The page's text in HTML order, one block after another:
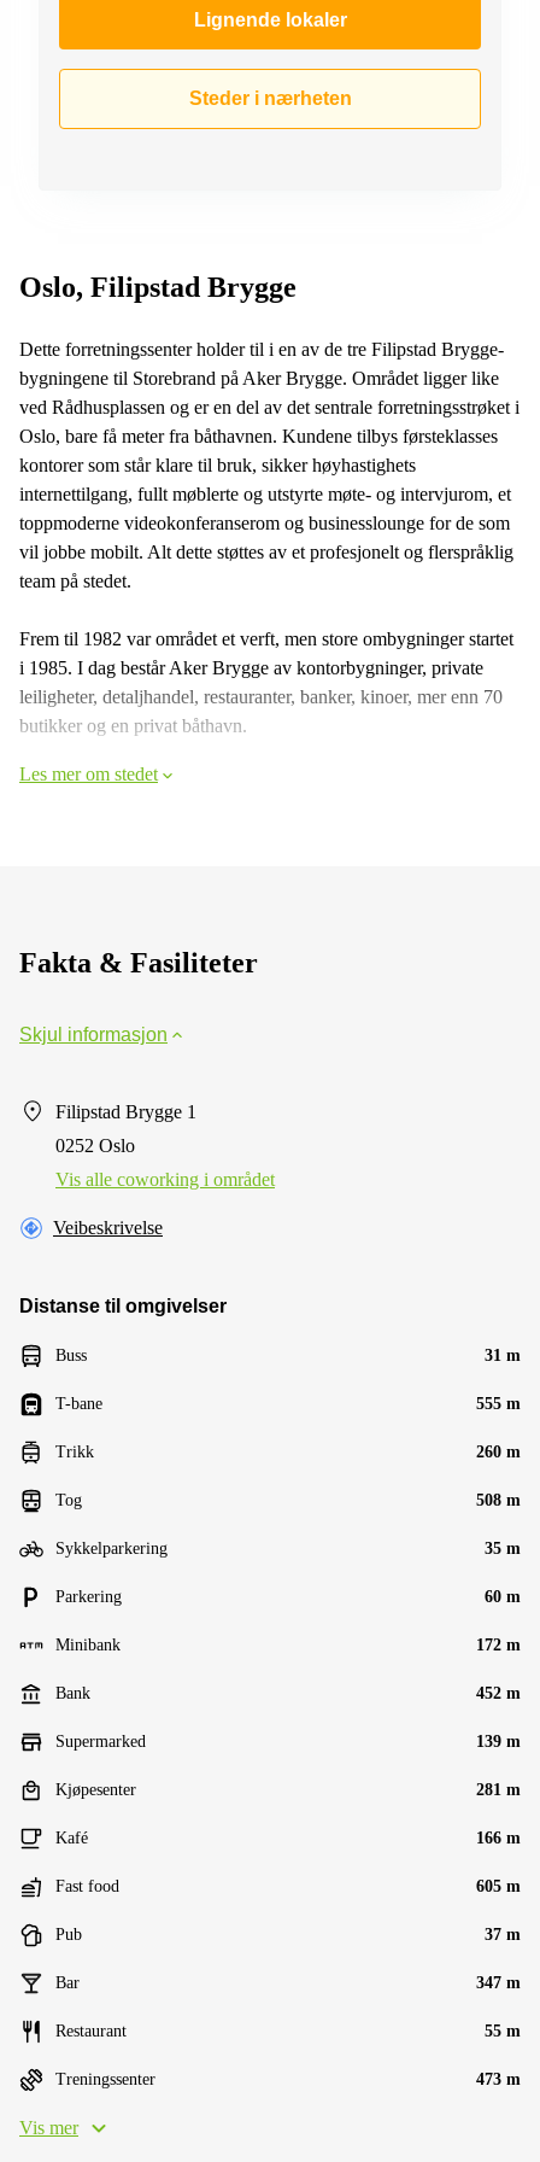
Lignende lokaler
Steder i nærheten
Oslo, Filipstad Brygge
Dette forretningssenter holder til i en av de tre Filipstad Brygge-
bygningene til Storebrand på Aker Brygge. Området ligger like
ved Rådhusplassen og er en del av det sentrale forretningsstrøket i
Oslo, bare få meter fra båthavnen. Kundene tilbys førsteklasses
kontorer som står klare til bruk, sikker høyhastighets
internettilgang, fullt møblerte og utstyrte møte- og intervjurom, et
toppmoderne videokonferanserom og businesslounge for de som
vil jobbe mobilt. Alt dette støttes av et profesjonelt og flerspråklig
team på stedet.
Frem til 1982 var området et verft, men store ombygninger startet
i 1985. I dag består Aker Brygge av kontorbygninger, private
leiligheter, detaljhandel, restauranter, banker, kinoer, mer enn 70
butikker og en privat båthavn.
Les mer om stedet
Fakta & Fasiliteter
Skjul informasjon
Filipstad Brygge 1
0252 Oslo
Vis alle сoworking i området
Veibeskrivelse
Distanse til omgivelser
Buss 31 m
T-bane 555 m
Trikk 260 m
Tog 508 m
Sykkelparkering 35 m
Parkering 60 m
Minibank 172 m
Bank 452 m
Supermarked 139 m
Kjøpesenter 281 m
Kafé 166 m
Fast food 605 m
Pub 37 m
Bar 347 m
Restaurant 55 m
Treningssenter 473 m
Vis mer